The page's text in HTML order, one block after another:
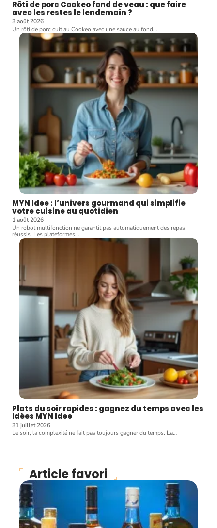
Rôti de porc Cookeo fond de veau : que faire
avec les restes le lendemain ?
3 août 2026
Un rôti de porc cuit au Cookeo avec une sauce au fond…
MYN Idee : l’univers gourmand qui simplifie
votre cuisine au quotidien
1 août 2026
Un robot multifonction ne garantit pas automatiquement des repas
réussis. Les plateformes…
Plats du soir rapides : gagnez du temps avec les
idées MYN Idee
31 juillet 2026
Le soir, la complexité ne fait pas toujours gagner du temps. La…
Article favori